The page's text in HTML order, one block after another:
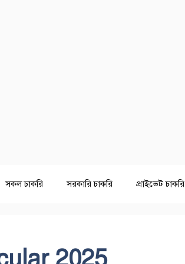
সকল চাকরি সরকারি চাকরি প্রাইভেট চাকরি